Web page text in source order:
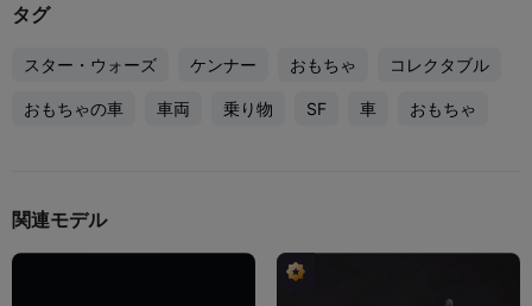
タグ
スター・ウォーズ ケンナー おもちゃ コレクタブル
おもちゃの車 車両 乗り物 SF 車 おもちゃ
関連モデル